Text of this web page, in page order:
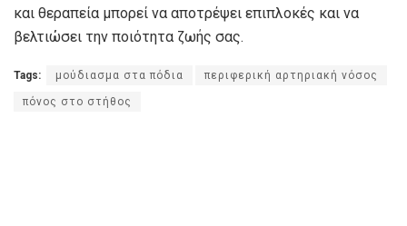
και θεραπεία μπορεί να αποτρέψει επιπλοκές και να
βελτιώσει την ποιότητα ζωής σας.
Tags: μούδιασμα στα πόδια περιφερική αρτηριακή νόσος
πόνος στο στήθος